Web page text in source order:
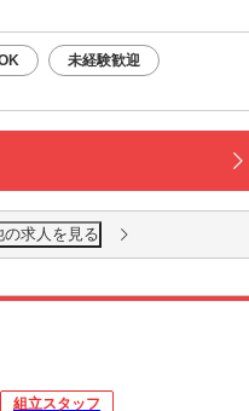
未経験歓迎
求人を見る
組立スタッフ